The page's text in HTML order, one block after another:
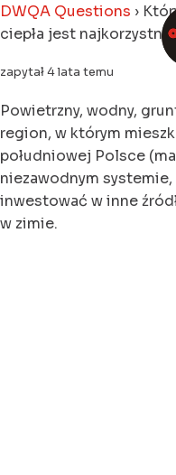
DWQA Questions ›
ciepła jest
zapytał 4 lata temu
Powietrzny, wodny,
region, w którym
południowej Polsce
niezawodnym
inwestować w inne
w zimie.